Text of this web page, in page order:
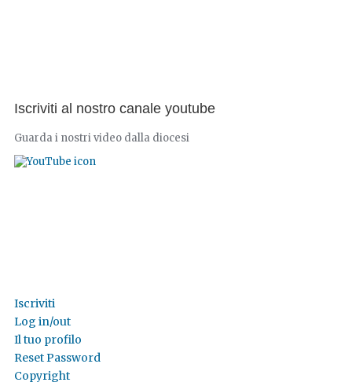
Iscriviti al nostro canale youtube
Guarda i nostri video dalla diocesi
Iscriviti
Log in/out
Il tuo profilo
Reset Password
Copyright